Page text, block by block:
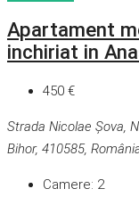
Apartament
inchiriat in
450 €
Strada Nicolae Șova,
Bihor, 410585,
Camere: 2